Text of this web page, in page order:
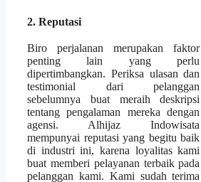
2. Reputasi
Biro perjalanan merupakan faktor
penting lain yang perlu
dipertimbangkan. Periksa ulasan dan
testimonial dari pelanggan
sebelumnya buat meraih deskripsi
tentang pengalaman mereka dengan
agensi. Alhijaz Indowisata
mempunyai reputasi yang begitu baik
di industri ini, karena loyalitas kami
buat memberi pelayanan terbaik pada
pelanggan kami. Kami sudah terima